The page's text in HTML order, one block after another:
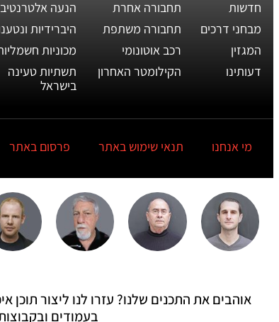
חדשות
מבחני דרכים
המגזין
דעותינו
תחבורה אחרת
תחבורה משתפת
רכב אוטונומי
הקילומטר האחרון
הנעה
היברידיות
מכוניות
תשתיות טעינה
בישראל
מי אנחנו תנאי שימוש באתר פרסום באתר
אוהבים את התכנים שלנו? עזרו לנו ליצור
בעמודים